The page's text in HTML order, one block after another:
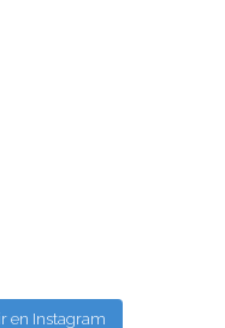
en Instagram